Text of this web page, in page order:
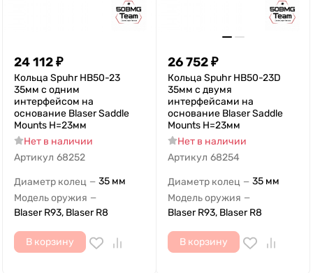
24 112₽
Кольца Spuhr HB50-23
35мм с одним
интерфейсом на
основание Blaser Saddle
Mounts H=23мм
Нет в наличии
Артикул 68252
Диаметр колец — 35 мм
Модель оружия —
Blaser R93, Blaser R8
В корзину
26 752₽
Кольца Spuhr HB50-23D
35мм с двумя
интерфейсами на
основание Blaser Saddle
Mounts H=23мм
Нет в наличии
Артикул 68254
Диаметр колец — 35 мм
Модель оружия —
Blaser R93, Blaser R8
В корзину